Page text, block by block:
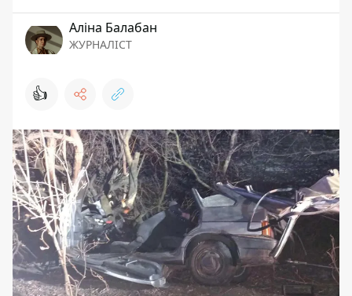
Аліна Балабан
ЖУРНАЛІСТ
👍